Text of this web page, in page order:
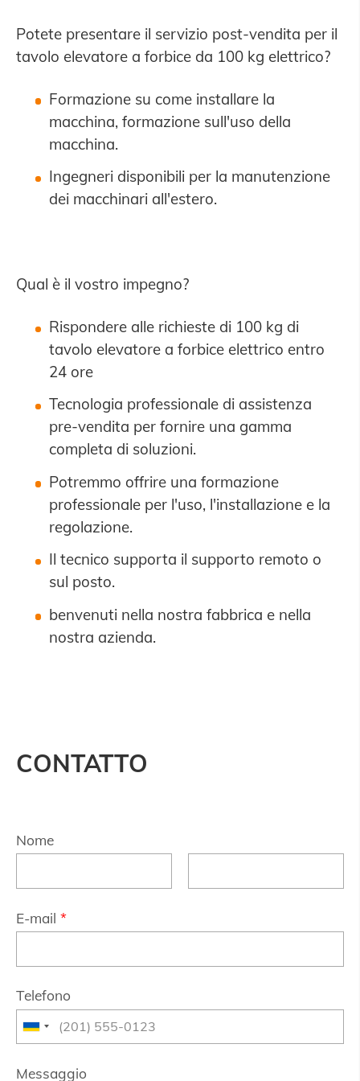
Potete presentare il servizio post-vendita per il
tavolo elevatore a forbice da 100 kg elettrico?
Formazione su come installare la
macchina, formazione sull'uso della
macchina.
Ingegneri disponibili per la manutenzione
dei macchinari all'estero.
Qual è il vostro impegno?
Rispondere alle richieste di 100 kg di
tavolo elevatore a forbice elettrico entro
24 ore
Tecnologia professionale di assistenza
pre-vendita per fornire una gamma
completa di soluzioni.
Potremmo offrire una formazione
professionale per l'uso, l'installazione e la
regolazione.
Il tecnico supporta il supporto remoto o
sul posto.
benvenuti nella nostra fabbrica e nella
nostra azienda.
CONTATTO
Nome
E-mail *
Telefono
Messaggio